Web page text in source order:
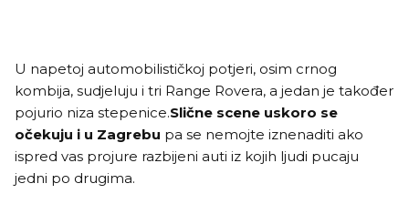
U napetoj automobilističkoj potjeri, osim crnog
kombija, sudjeluju i tri Range Rovera, a jedan je također
pojurio niza stepenice.Slične scene uskoro se
očekuju i u Zagrebu pa se nemojte iznenaditi ako
ispred vas projure razbijeni auti iz kojih ljudi pucaju
jedni po drugima.